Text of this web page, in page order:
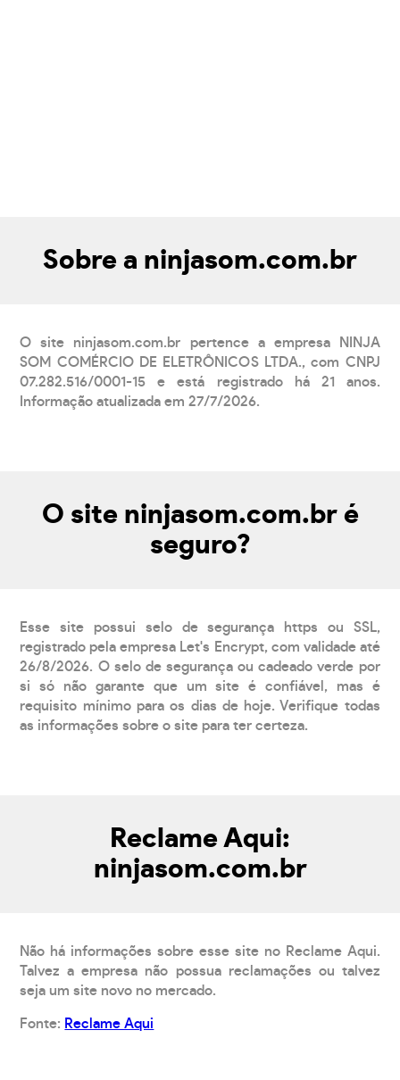
Sobre a ninjasom.com.br
O site ninjasom.com.br pertence a empresa NINJA
SOM COMÉRCIO DE ELETRÔNICOS LTDA., com CNPJ
07.282.516/0001-15 e está registrado há 21 anos.
Informação atualizada em 27/7/2026.
O site ninjasom.com.br é
seguro?
Esse site possui selo de segurança https ou SSL,
registrado pela empresa Let's Encrypt, com validade até
26/8/2026. O selo de segurança ou cadeado verde por
si só não garante que um site é confiável, mas é
requisito mínimo para os dias de hoje. Verifique todas
as informações sobre o site para ter certeza.
Reclame Aqui:
ninjasom.com.br
Não há informações sobre esse site no Reclame Aqui.
Talvez a empresa não possua reclamações ou talvez
seja um site novo no mercado.
Fonte: Reclame Aqui